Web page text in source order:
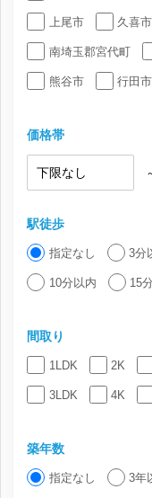
上尾市 久喜市
南埼玉郡宮代町
熊谷市 行田市
価格帯
駅徒歩
指定なし 3分
10分以内 15
間取り
1LDK 2K
3LDK 4K
築年数
指定なし 3年